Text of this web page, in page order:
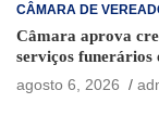
CÂMARA DE
Câmara aprova
serviços funerários
agosto 6, 2026